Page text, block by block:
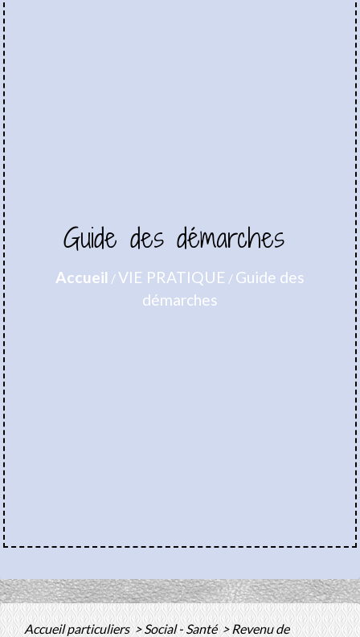
Guide des démarches
Accueil /VIE PRATIQUE / Guide des
démarches
Accueil particuliers>Social - Santé> Revenu de